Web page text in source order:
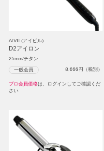
AIVIL(アイビル)
D2アイロン
25mm/チタン
一般会員 8,666円（税別）
プロ会員価格は、ログインしてご確認くだ
さい